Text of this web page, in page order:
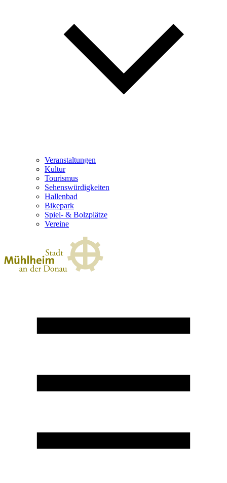
Veranstaltungen
Kultur
Tourismus
Sehenswürdigkeiten
Hallenbad
Bikepark
Spiel- & Bolzplätze
Vereine